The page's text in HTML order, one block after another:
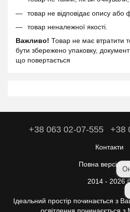
товар не відповідає опису або
товар неналежної якості.
Важливо! Товар не має втратити
бути збережено упаковку,
що повертається
+38 063 02-07-555 +38
Контакти
Повна версія
2014 - 2026
Ідеальний простір починається з